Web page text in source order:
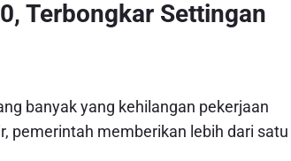
Terbongkar Settingan
banyak yang kehilangan pekerjaan
pemerintah memberikan lebih dari satu